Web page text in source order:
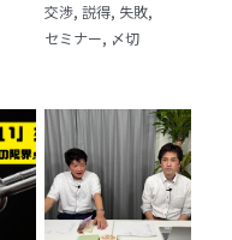
お問い合わせ）
index
渉 23冊
交渉, 説得, 失敗,
セミナー, 〆切